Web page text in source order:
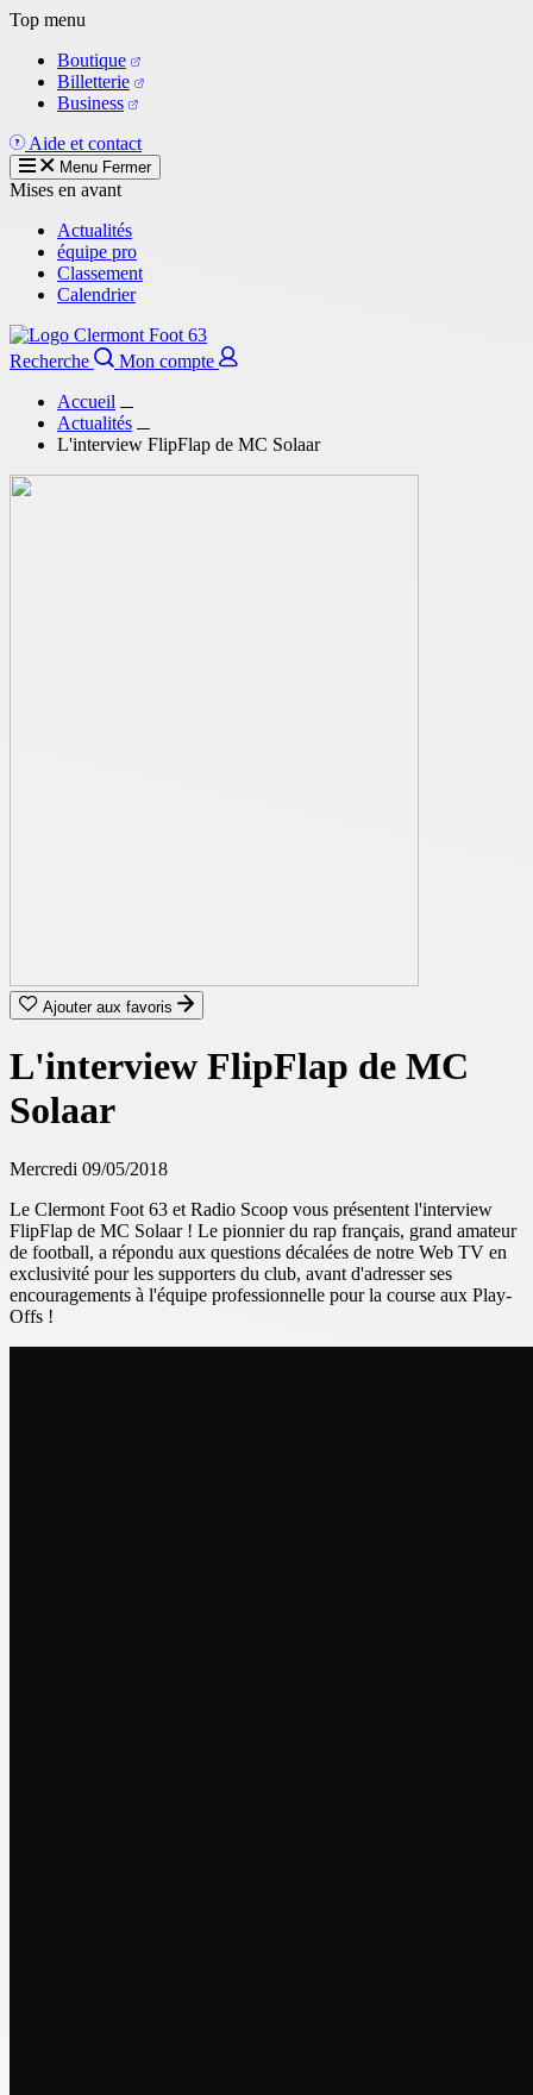
Aller
contenu
principal
Top menu
Boutique
Billetterie
Business
Aide et contact
Menu Fermer
Mises en avant
Actualités
équipe pro
Classement
Calendrier
Recherche
Mon compte
Accueil
Actualités
L'interview FlipFlap de MC Solaar
Ajouter aux favoris
L'interview FlipFlap de MC
Solaar
Mercredi 09/05/2018
Le Clermont Foot 63 et Radio Scoop vous présentent l'interview
FlipFlap de MC Solaar ! Le pionnier du rap français, grand amateur
de football, a répondu aux questions décalées de notre Web TV en
exclusivité pour les supporters du club, avant d'adresser ses
encouragements à l'équipe professionnelle pour la course aux Play-
Offs !